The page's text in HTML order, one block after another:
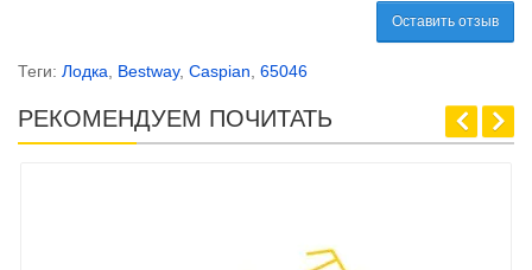
Оставить отзыв
Теги: Лодка, Bestway, Caspian, 65046
РЕКОМЕНДУЕМ ПОЧИТАТЬ